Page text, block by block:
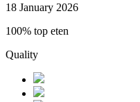
18 January 2026
100% top eten
Quality